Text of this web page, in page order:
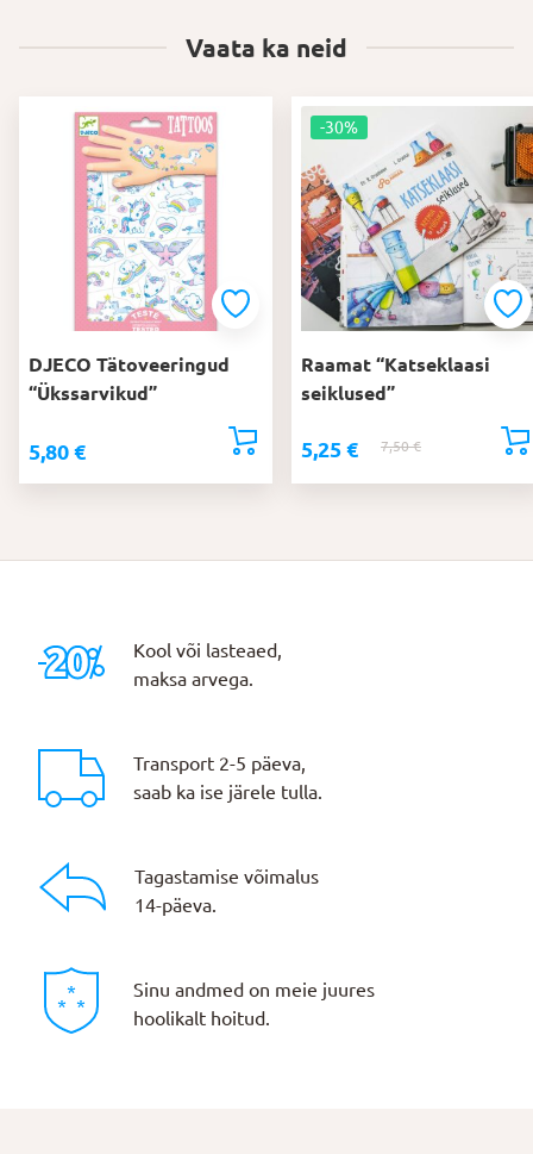
Vaata ka neid
DJECO Tätoveeringud
“Ükssarvikud”
5,80 €
-30%
Raamat “Katseklaasi
seiklused”
7,50€Algne
5,25 €
Praegune
Kool või lasteaed,
maksa arvega.
Transport 2-5 päeva,
saab ka ise järele tulla.
Tagastamise võimalus
14-päeva.
Sinu andmed on meie juures
hoolikalt hoitud.